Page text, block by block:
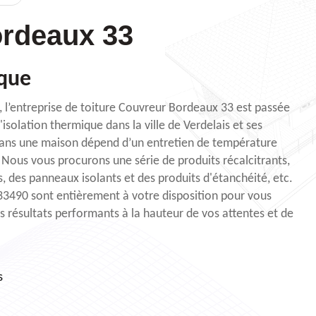
33
de toiture Couvreur Bordeaux 33 est passée
thermique dans la ville de Verdelais et ses
une maison dépend d’un entretien de température
vous procurons une série de produits récalcitrants,
des panneaux isolants et des produits d'étanchéité, etc.
sont entièrement à votre disposition pour vous
résultats performants à la hauteur de vos attentes et de